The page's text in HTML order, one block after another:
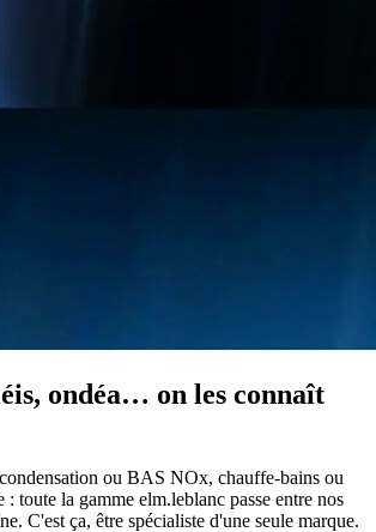
ondéa… on les connaît
ou BAS NOx, chauffe-bains ou
: toute la gamme elm.leblanc passe entre nos
C'est ça, être spécialiste d'une seule marque.